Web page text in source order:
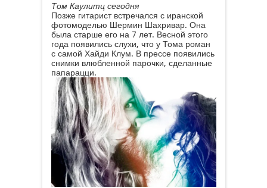
Том Каулитц сегодня
Позже гитарист встречался с иранской
фотомоделью Шермин Шахривар. Она
была старше его на 7 лет. Весной этого
года появились слухи, что у Тома роман
с самой Хайди Клум. В прессе появились
снимки влюбленной парочки, сделанные
папарацци.